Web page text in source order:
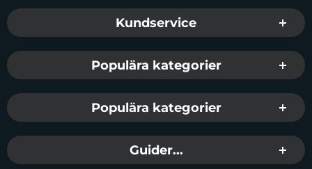
Sidfot Blandad info och länkar
Kundservice
Populära kategorier
Populära kategorier
Guider...